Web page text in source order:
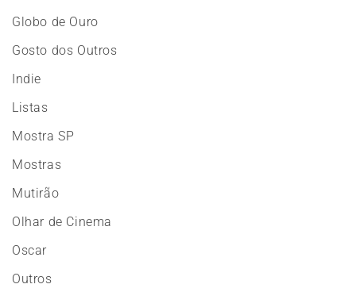
Globo de Ouro
Gosto dos Outros
Indie
Listas
Mostra SP
Mostras
Mutirão
Olhar de Cinema
Oscar
Outros